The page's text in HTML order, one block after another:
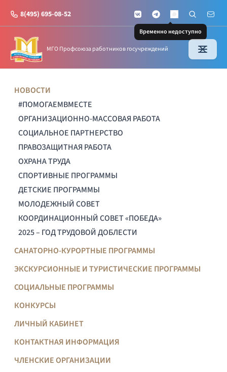
8(495) 695-08-52 VKontakteTelegramMAX
Временно недоступно
Поиск по
Почта
МГО Профсоюза работников госучреждений
НОВОСТИ
#ПОМОГАЕМВМЕСТЕ
ОРГАНИЗАЦИОННО-МАССОВАЯ РАБОТА
СОЦИАЛЬНОЕ ПАРТНЕРСТВО
ПРАВОЗАЩИТНАЯ РАБОТА
ОХРАНА ТРУДА
СПОРТИВНЫЕ ПРОГРАММЫ
ДЕТСКИЕ ПРОГРАММЫ
МОЛОДЕЖНЫЙ СОВЕТ
КООРДИНАЦИОННЫЙ СОВЕТ «ПОБЕДА»
2025 – ГОД ТРУДОВОЙ ДОБЛЕСТИ
САНАТОРНО-КУРОРТНЫЕ ПРОГРАММЫ
ЭКСКУРСИОННЫЕ И ТУРИСТИЧЕСКИЕ ПРОГРАММЫ
СОЦИАЛЬНЫЕ ПРОГРАММЫ
КОНКУРСЫ
ЛИЧНЫЙ КАБИНЕТ
КОНТАКТНАЯ ИНФОРМАЦИЯ
ЧЛЕНСКИЕ ОРГАНИЗАЦИИ